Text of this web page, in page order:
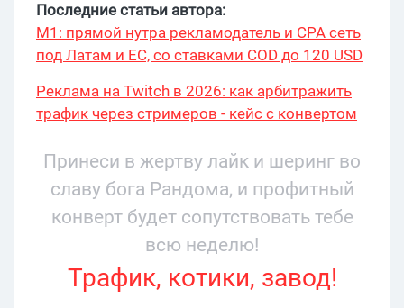
Последние статьи автора:
М1: прямой нутра рекламодатель и CPA сеть
под Латам и ЕС, со ставками COD до 120 USD
Реклама на Twitch в 2026: как арбитражить
трафик через стримеров - кейс с конвертом
Принеси в жертву лайк и шеринг во
славу бога Рандома, и профитный
конверт будет сопутствовать тебе
всю неделю!
Трафик, котики, завод!